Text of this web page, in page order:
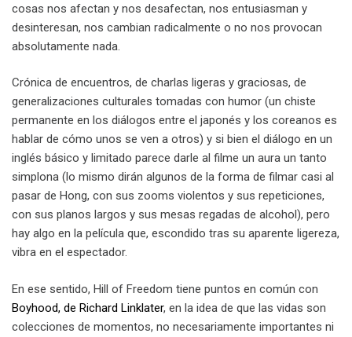
cosas nos afectan y nos desafectan, nos entusiasman y
desinteresan, nos cambian radicalmente o no nos provocan
absolutamente nada.
Crónica de encuentros, de charlas ligeras y graciosas, de
generalizaciones culturales tomadas con humor (un chiste
permanente en los diálogos entre el japonés y los coreanos es
hablar de cómo unos se ven a otros) y si bien el diálogo en un
inglés básico y limitado parece darle al filme un aura un tanto
simplona (lo mismo dirán algunos de la forma de filmar casi al
pasar de Hong, con sus zooms violentos y sus repeticiones,
con sus planos largos y sus mesas regadas de alcohol), pero
hay algo en la película que, escondido tras su aparente ligereza,
vibra en el espectador.
En ese sentido, Hill of Freedom tiene puntos en común con
Boyhood, de Richard Linklater, en la idea de que las vidas son
colecciones de momentos, no necesariamente importantes ni